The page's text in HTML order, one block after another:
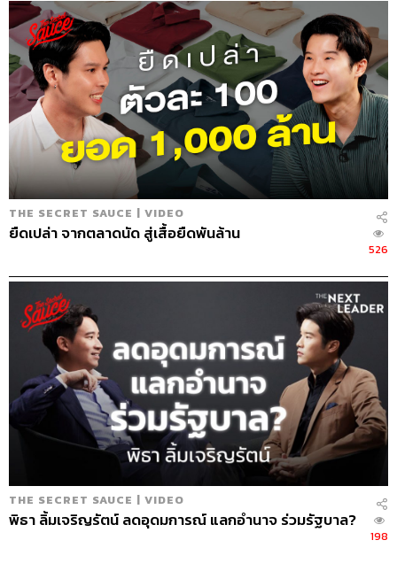
ปกติใครเป็นคนตั้งชื่อ
“เป็นสิ่งที่ยาก มันมีหลายอย่าง การตั้งชื่อห้องเป็นศาสตร์อย่าง
หนึ่ง ทีมงานคิดด้วย หรือบางครั้งสมาชิกเป็นคนเสนอก็มี
อย่างห้องพรหมชาติ เราเปิดมาก็ไม่รู้คนจะคุยกันแบบไหน แต่
พอเปิดก็ได้เห็นอะไรแปลกๆ เยอะ ความน่ารักแบบห้องพรหม
ชาติ คือบางคนเขาศึกษาเรื่องการดูดวงมา อยากฝึก เลยตั้ง
กระทู้รับดูดวงฟรี 5 คน ใครอยากดูให้ไปบริจาคเงินแล้วส่ง
หลักฐานมา เขาจะดูให้ หรือตั้งกระทู้แบบ รบกวนช่วยดูดวง
ให้หน่อยค่ะ และถ่ายรูปมือตัวเองลงกระทู้ ถ่ายหน้ามือ สันมือ
คนที่ดูดวงเป็นก็เข้ามาดูกัน มีกระทู้รีวิวหมอดูด้วย ทั้งหมอดูที่
อยู่ใน Pantip เอง และหมอดูข้างนอกด้วย เป็นห้องเฉพาะทาง
“อย่างห้องดิโอลด์สยามที่เราเพิ่งเปิดตอนสงกรานต์ที่ผ่านมา
เราคิดว่าสังคมไทยกำลังจะเข้าสู่สังคมผู้สูงอายุ ตอนแรกที่คุย
กันก็ไม่แน่ใจว่าผู้สูงอายุจะเล่น
หรอ เพราะเว็บไซต์
เราไม่ได้เล่นง่าย เรารู้ว่าผู้สูงอายุเล่นไลน์ เขาคุยกับเพื่อนเขา
เรามองว่าห้องนี้ กลุ่มเป้าหมายหลักไม่ได้ทำเพื่อผู้สูงอายุ
หรอก แต่นึกถึงพวกเราคนวัยทำงานที่มีคุณพ่อ คุณแม่ บางที
เราอยากหาที่ปรึกษา คุณพ่อเริ่มมีอาการอัลไซเมอร์ ทำยังไง
ดี? ซึ่งห้องนี้ก็จะมีกลุ่มวัยทำงานเป็นกลุ่มหลัก และกลุ่มผู้สูง
อายุเป็นอีกกลุ่มหนึ่งเหมือนกัน”
17.59
กระทู้ที่คนเข้าเยอะที่สุดมียอดวิวประมาณเท่าไร
THE SECRET SAUCE | VIDEO
ยืดเปล่า จากตลาดนัด สู่เสื้อยืดพันล้าน
526
THE SECRET SAUCE | VIDEO
พิธา ลิ้มเจริญรัตน์ ลดอุดมการณ์ แลกอำนาจ ร่วมรัฐบาล?
198